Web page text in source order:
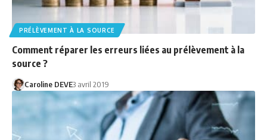
PRÉLÈVEMENT À LA SOURCE
Comment réparer les erreurs liées au prélèvement à la
source ?
Caroline DEVE3 avril 2019